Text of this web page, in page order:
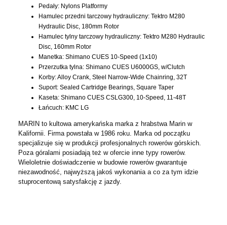
Pedały: Nylons Platformy
Hamulec przedni tarczowy hydrauliczny: Tektro M280
Hydraulic Disc, 180mm Rotor
Hamulec tylny tarczowy hydrauliczny: Tektro M280 Hydraulic
Disc, 160mm Rotor
Manetka: Shimano CUES 10-Speed (1x10)
Przerzutka tylna: Shimano CUES U6000GS, w/Clutch
Korby: Alloy Crank, Steel Narrow-Wide Chainring, 32T
Suport: Sealed Cartridge Bearings, Square Taper
Kaseta: Shimano CUES CSLG300, 10-Speed, 11-48T
Łańcuch: KMC LG
MARIN to kultowa amerykańska marka z hrabstwa Marin w
Kalifornii. Firma powstała w 1986 roku. Marka od początku
specjalizuje się w produkcji profesjonalnych rowerów górskich.
Poza góralami posiadają też w ofercie inne typy rowerów.
Wieloletnie doświadczenie w budowie rowerów gwarantuje
niezawodność, najwyższą jakoś wykonania a co za tym idzie
stuprocentową satysfakcję z jazdy.